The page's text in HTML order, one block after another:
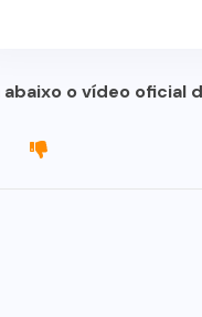
abaixo o vídeo oficial